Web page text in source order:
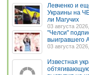
Левченко и
Украины на ЧЕ
ли Магучих
03 августа
"Челси"
выигравшего
03 августа
Известная